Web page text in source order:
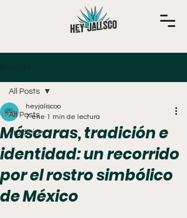
Entrada
All Posts
Tradición
All Posts
Máscaras, tradición e
identidad: un recorrido
por el rostro simbólico
de México
heyjaliscoo
7 ene 1 min de lectura